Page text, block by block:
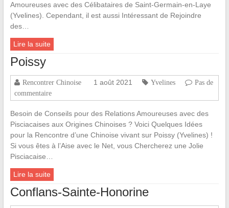
Amoureuses avec des Célibataires de Saint-Germain-en-Laye
(Yvelines). Cependant, il est aussi Intéressant de Rejoindre
des…
Lire la suite
Poissy
Rencontrer Chinoise 1 août 2021 Yvelines
Pas de
commentaire
Besoin de Conseils pour des Relations Amoureuses avec des
Pisciacaises aux Origines Chinoises ? Voici Quelques Idées
pour la Rencontre d’une Chinoise vivant sur Poissy (Yvelines) !
Si vous êtes à l’Aise avec le Net, vous Chercherez une Jolie
Pisciacaise…
Lire la suite
Conflans-Sainte-Honorine